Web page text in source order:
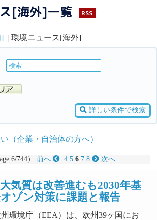
[海外]一覧 RSS
] 環境ニュース[海外]
詳しい条件で検索
（企業・自治体の方へ）
6/744） 前へ 4 5 6 7 8 次へ
気質は改善進むも2030年基
ゾン対策に課題と報告
州環境庁（EEA）は、欧州39ヶ国にお